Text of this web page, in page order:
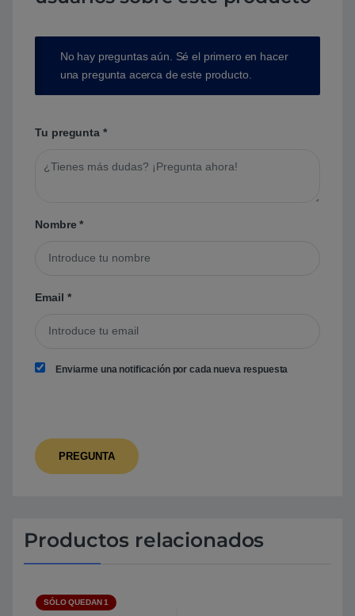
No hay preguntas aún. Sé el primero en hacer
una pregunta acerca de este producto.
Tu pregunta *
Nombre*
Email *
Enviarme una notificación por cada nueva respuesta
Productos relacionados
SÓLO QUEDAN 1